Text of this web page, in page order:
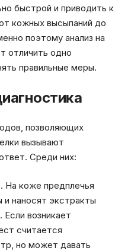
быстрой и приводить к
кожных высыпаний до
поэтому анализ на
отличить одно
правильные меры.
позволяющих
вызывают
Среди них:
коже предплечья
наносят экстракты
Если возникает
считается
но может давать